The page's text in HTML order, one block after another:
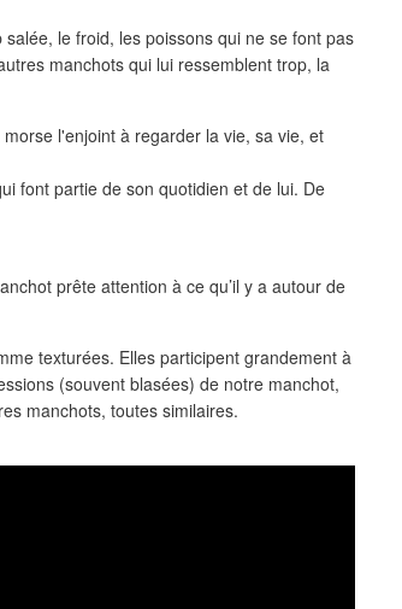
le froid, les poissons qui ne se font pas
manchots qui lui ressemblent trop, la
l'enjoint à regarder la vie, sa vie, et
font partie de son quotidien et de lui. De
prête attention à ce qu’il y a autour de
texturées. Elles participent grandement à
(souvent blasées) de notre manchot,
manchots, toutes similaires.